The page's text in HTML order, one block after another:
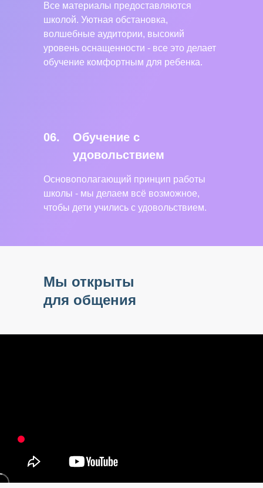
Все материалы предоставляются
школой. Уютная обстановка,
волшебные аудитории, высокий
уровень оснащенности - все это делает
обучение комфортным для ребенка.
Обучение с
удовольствием
Основополагающий принцип работы
школы - мы делаем всё возможное,
чтобы дети учились с удовольствием.
06.
Мы открыты
для общения